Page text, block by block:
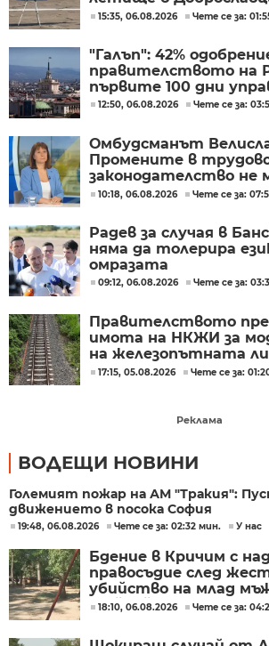
в голям космически
15:35, 06.08.2026 Чете се за:
"Галъп": 42%
правителството на
първите 100 дни
12:50, 06.08.2026 Чете се за:
Омбудсманът
Промените в
законодателство не
правят през
10:18, 06.08.2026 Чете се за:
Радев за случая в
няма да толерира
омразата
09:12, 06.08.2026 Чете се за:
Правителството
имота на НКЖИ за
на железопътната
Пловдив
17:15, 05.08.2026 Чете се за:
Реклама
ВОДЕЩИ НОВИНИ
Големият пожар на АМ "Тракия":
движението в посока София
19:48, 06.08.2026 Чете се за: 02:32 мин. У нас
Бдение в Кричим с
правосъдие след
убийство на млад
тийнейджъри
18:10, 06.08.2026 Чете се за: